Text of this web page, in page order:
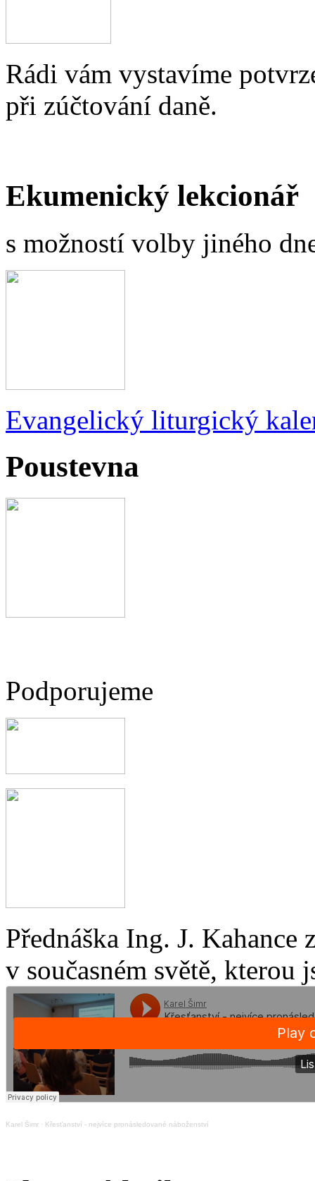
Rádi vám vystavíme
při zúčtování daně.
Ekumenický lekcionář
s možností volby jiného
Evangelický liturgický
Poustevna
Podporujeme
Přednáška Ing. J.
v současném světě, kterou
Karel Šimr · Křesťanství - nejvíce pronásledované náboženství